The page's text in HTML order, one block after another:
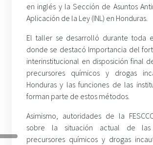
en inglés y la Sección de Asuntos
Aplicación de la Ley (INL) en Honduras.
El taller se desarrolló durante toda
donde se destacó Importancia del
interinstitucional en disposición final
precursores químicos y drogas
Honduras y las funciones de las
forman parte de estos métodos.
Asimismo, autoridades de la
sobre la situación actual de las
precursores químicos y drogas